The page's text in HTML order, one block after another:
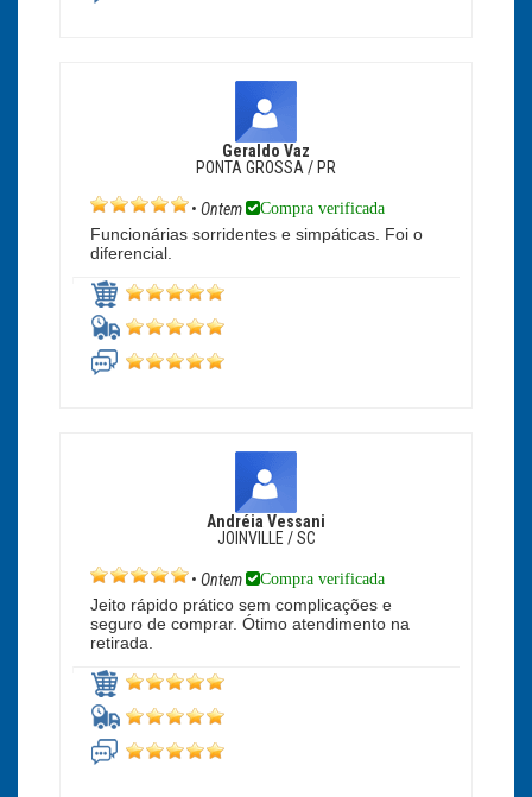
Geraldo Vaz
PONTA GROSSA / PR
• Ontem Compra verificada
Funcionárias sorridentes e simpáticas. Foi o
diferencial.
Andréia Vessani
JOINVILLE / SC
• Ontem Compra verificada
Jeito rápido prático sem complicações e
seguro de comprar. Ótimo atendimento na
retirada.